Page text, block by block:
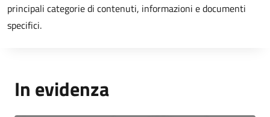
principali categorie di contenuti, informazioni e documenti
specifici.
In evidenza